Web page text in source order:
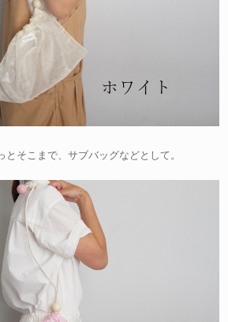
とそこまで、サブバッグなどとして。